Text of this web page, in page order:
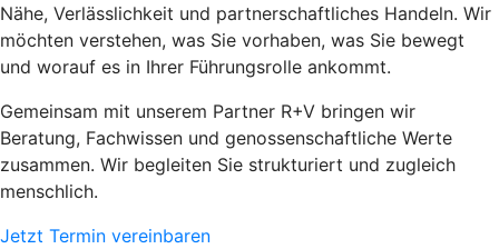
Nähe, Verlässlichkeit und partnerschaftliches Handeln. Wir
möchten verstehen, was Sie vorhaben, was Sie bewegt
und worauf es in Ihrer Führungsrolle ankommt.
Gemeinsam mit unserem Partner R+V bringen wir
Beratung, Fachwissen und genossenschaftliche Werte
zusammen. Wir begleiten Sie strukturiert und zugleich
menschlich.
Jetzt Termin vereinbaren